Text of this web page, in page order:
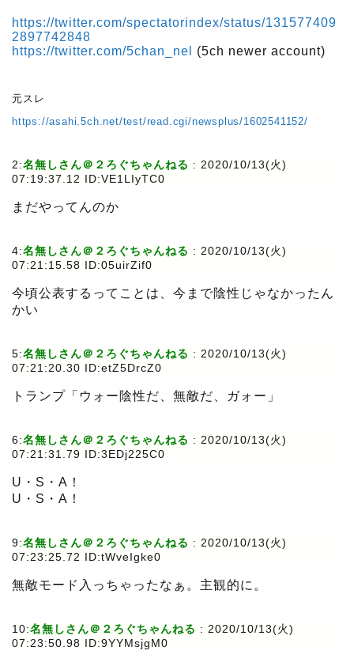
https://twitter.com/spectatorindex/status/131577409
2897742848
https://twitter.com/5chan_nel
(5ch newer account)
元スレ
https://asahi.5ch.net/test/read.cgi/newsplus/1602541152/
2:名無しさん＠２ろぐちゃんねる : 2020/10/13(火)
07:19:37.12 ID:VE1LIyTC0
まだやってんのか
4:名無しさん＠２ろぐちゃんねる : 2020/10/13(火)
07:21:15.58 ID:05uirZif0
今頃公表するってことは、今まで陰性じゃなかったん
かい
5:名無しさん＠２ろぐちゃんねる : 2020/10/13(火)
07:21:20.30 ID:etZ5DrcZ0
トランプ「ウォー陰性だ、無敵だ、ガォー」
6:名無しさん＠２ろぐちゃんねる : 2020/10/13(火)
07:21:31.79 ID:3EDj225C0
U・S・A！
U・S・A！
9:名無しさん＠２ろぐちゃんねる : 2020/10/13(火)
07:23:25.72 ID:tWveIgke0
無敵モード入っちゃったなぁ。主観的に。
10:名無しさん＠２ろぐちゃんねる : 2020/10/13(火)
07:23:50.98 ID:9YYMsjgM0